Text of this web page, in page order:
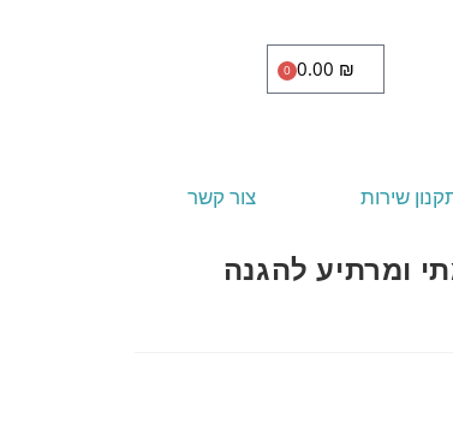
0.00 ₪
0
שירות צור קשר
ומרתיע להגנה